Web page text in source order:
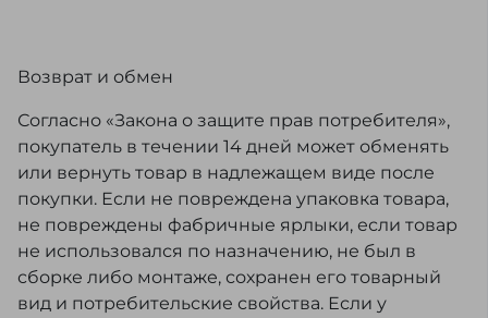
Возврат и обмен
Согласно «Закона о защите прав потребителя»,
покупатель в течении 14 дней может обменять
или вернуть товар в надлежащем виде после
покупки. Если не повреждена упаковка товара,
не повреждены фабричные ярлыки, если товар
не использовался по назначению, не был в
сборке либо монтаже, сохранен его товарный
вид и потребительские свойства. Если у